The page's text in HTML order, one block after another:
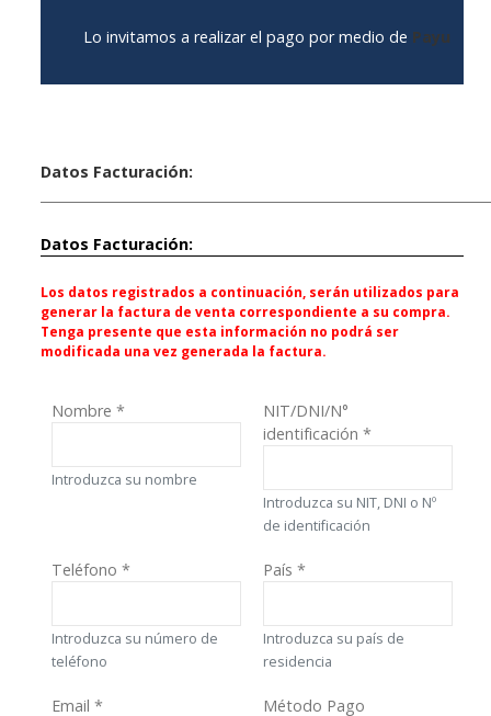
Lo invitamos a realizar el pago por medio de Payu
Datos Facturación:
Datos Facturación:
Los datos registrados a continuación, serán utilizados para
generar la factura de venta correspondiente a su compra.
Tenga presente que esta información no podrá ser
modificada una vez generada la factura.
Nombre *
Introduzca su nombre
NIT/DNI/N°
identificación *
Introduzca su NIT, DNI o Nº
de identificación
Teléfono *
Introduzca su número de
teléfono
País *
Introduzca su país de
residencia
Email * Método Pago